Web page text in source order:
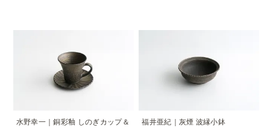
水野幸一｜銅彩釉 しのぎカップ＆
福井亜紀｜灰煙 波縁小鉢